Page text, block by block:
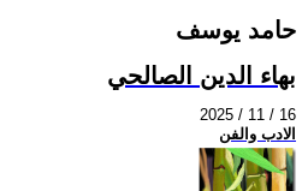
حامد يوسف
بهاء الدين الصالحي
2025 / 11 / 16
الادب والفن